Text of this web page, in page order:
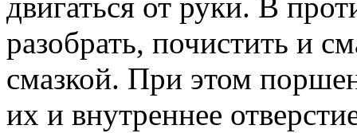
разобрать, почистить и
смазкой. При этом
их и внутреннее